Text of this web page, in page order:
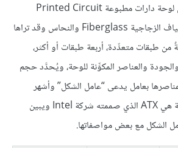
اللوحة الأم هي عبارة عن لوحة دارات مطبوعة Printed Circuit
Board مصنوعة من الألياف الزجاجية Fiberglass والنحاس وقد تراها
من طبقات متعدِّدة، أربعة طبقات أو أكثر،
والعناصر المكوِّنة للوحة، ويُحدَّد حجم
بعامل يدعى “عامل الشكل” وأشهر
عوامل الشكل المستخدمة هي ATX الذي صممته شركة Intel ويبين
الشكل مع بعض مواصفاتها.